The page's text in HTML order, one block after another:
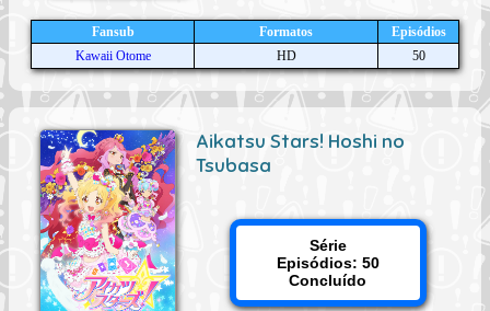
Fansub Formatos
Episódios
Kawaii Otome
HD 50
Aikatsu Stars! Hoshi no
Tsubasa
Série
Episódios: 50
Concluído